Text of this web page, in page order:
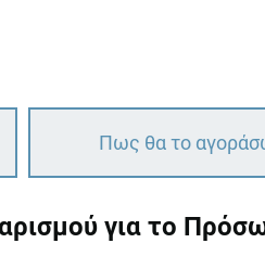
Πως θα το
για το